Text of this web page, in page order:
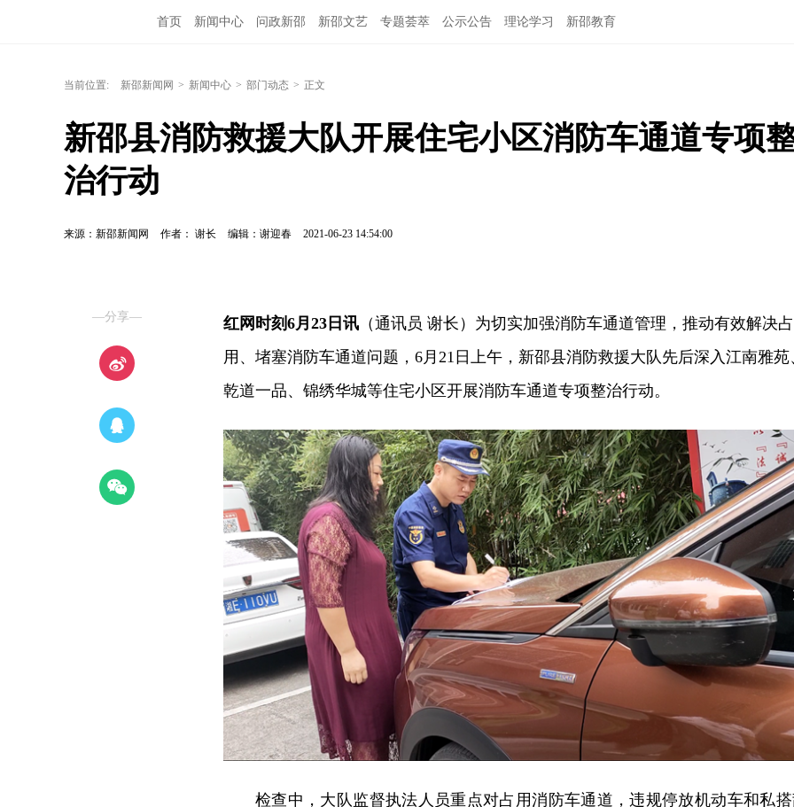
首页 新闻中心 问政新邵 新邵文艺 专题荟萃 公示公告 理论学习 新邵教育
当前位置: 新邵新闻网 > 新闻中心 > 部门动态 > 正文
新邵县消防救援大队开展住宅小区消防车通道专项
治行动
来源：新邵新闻网 作者： 谢长 编辑：谢迎春 2021-06-23 14:54:00
—分享— 红网时刻6月23日讯 （通讯员 谢长）为切实加强消防车通道管理，推动有效解决占
用、堵塞消防车通道问题，6月21日上午，新邵县消防救援大队先后深入江南雅苑
乾道一品、锦绣华城等住宅小区开展消防车通道专项整治行动。
检查中，大队监督执法人员重点对占用消防车通道，违规停放机动车和私